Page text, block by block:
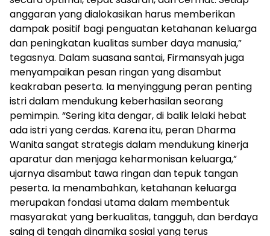
anggaran yang dialokasikan harus memberikan
dampak positif bagi penguatan ketahanan keluarga
dan peningkatan kualitas sumber daya manusia,”
tegasnya. Dalam suasana santai, Firmansyah juga
menyampaikan pesan ringan yang disambut
keakraban peserta. Ia menyinggung peran penting
istri dalam mendukung keberhasilan seorang
pemimpin. “Sering kita dengar, di balik lelaki hebat
ada istri yang cerdas. Karena itu, peran Dharma
Wanita sangat strategis dalam mendukung kinerja
aparatur dan menjaga keharmonisan keluarga,”
ujarnya disambut tawa ringan dan tepuk tangan
peserta. Ia menambahkan, ketahanan keluarga
merupakan fondasi utama dalam membentuk
masyarakat yang berkualitas, tangguh, dan berdaya
saing di tengah dinamika sosial yang terus